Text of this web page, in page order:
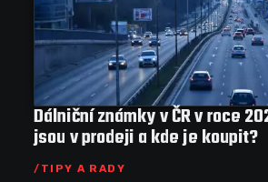
Dálniční známky v ČR v roce
jsou v prodeji a kde je koupit?
TIPY A RADY